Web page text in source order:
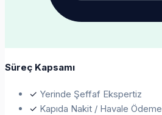
Süreç Kapsamı
✓ Yerinde Şeffaf Ekspertiz
✓ Kapıda Nakit / Havale Ödeme